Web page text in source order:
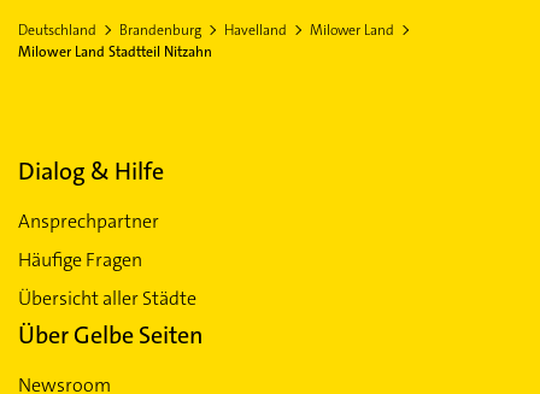
Deutschland Brandenburg Havelland
Milower Land
Milower Land Stadtteil Nitzahn
Dialog & Hilfe
Ansprechpartner
Häufige Fragen
Übersicht aller Städte
Über Gelbe Seiten
Newsroom